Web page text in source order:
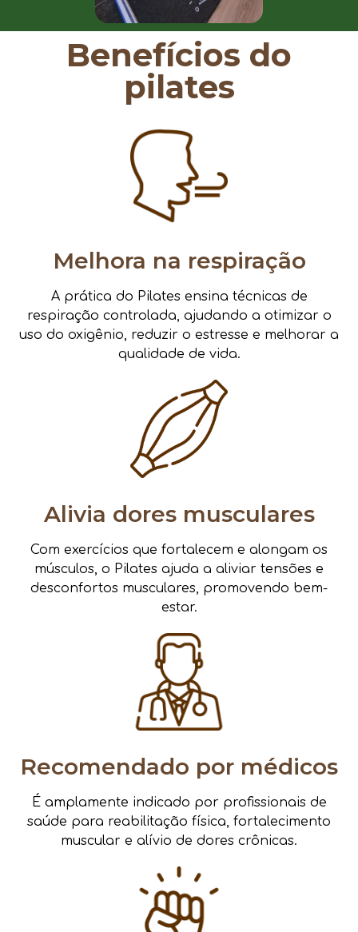
Benefícios do
pilates
Melhora na respiração
A prática do Pilates ensina técnicas de
respiração controlada, ajudando a otimizar o
uso do oxigênio, reduzir o estresse e melhorar a
qualidade de vida.
Alivia dores musculares
Com exercícios que fortalecem e alongam os
músculos, o Pilates ajuda a aliviar tensões e
desconfortos musculares, promovendo bem-
estar.
Recomendado por médicos
É amplamente indicado por profissionais de
saúde para reabilitação física, fortalecimento
muscular e alívio de dores crônicas.